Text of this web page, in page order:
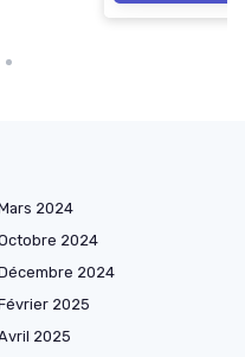
2024
2024
2024
2025
2025